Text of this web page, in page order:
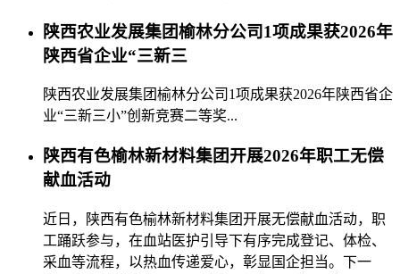
陕西农业发展集团榆林分公司1项成果获2026年
陕西省企业“三新三
陕西农业发展集团榆林分公司1项成果获2026年陕西省企
业“三新三小”创新竞赛二等奖...
陕西有色榆林新材料集团开展2026年职工无偿
献血活动
近日，陕西有色榆林新材料集团开展无偿献血活动，职
工踊跃参与，在血站医护引导下有序完成登记、体检、
采血等流程，以热血传递爱心，彰显国企担当。下一